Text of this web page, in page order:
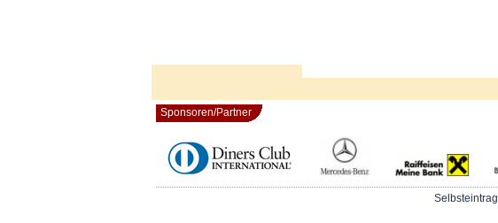
Sponsoren/Partner
Selbsteintrag